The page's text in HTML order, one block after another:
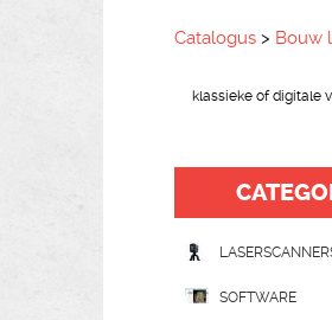
Catalogus > Bouw
klassieke of digitale
SOFTWARE